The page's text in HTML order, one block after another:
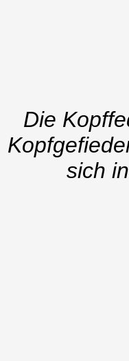
Die
sich